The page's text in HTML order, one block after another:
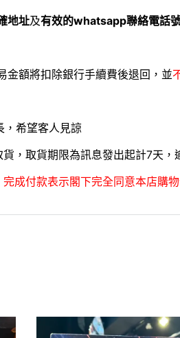
地址及有效的whatsapp聯絡電話
金額將扣除銀行手續費後退回，並
，希望客人見諒
，取貨期限為訊息發出起計7天，
完成付款表示閣下完全同意本店購